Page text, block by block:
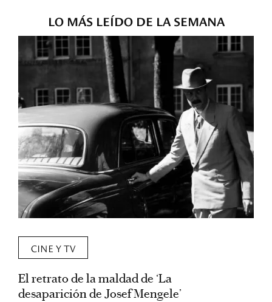
LO MÁS LEÍDO DE LA SEMANA
CINE Y TV
El retrato de la maldad de ‘La
desaparición de Josef Mengele’